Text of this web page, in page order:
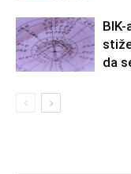
BIK-
da